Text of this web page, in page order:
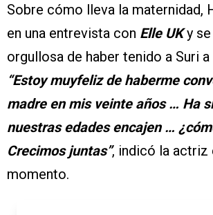
Sobre cómo lleva la maternidad,
en una entrevista con Elle UKy
orgullosa de haber tenido a Suri
“Estoy muyfeliz de haberme
madre en mis veinte años … Ha
nuestras edades encajen …
Crecimos juntas”, indicó la actriz
momento.